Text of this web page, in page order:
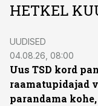
HETKEL
UUDISED
04.08.26, 08:00
Uus TSD kord
raamatupidajad
parandama